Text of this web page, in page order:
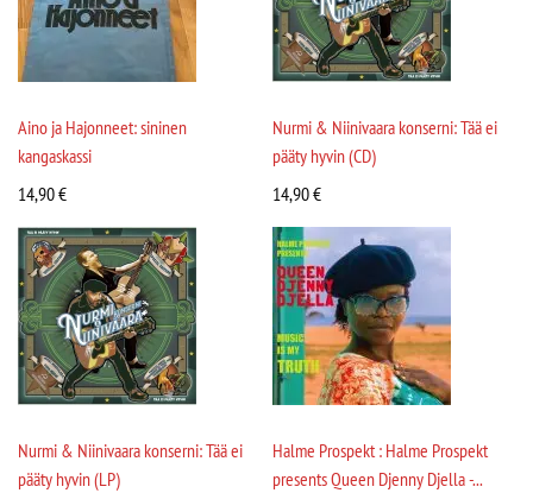
Aino ja Hajonneet: sininen
kangaskassi
14,90€
Nurmi & Niinivaara konserni: Tää ei
pääty hyvin (CD)
14,90€
Nurmi & Niinivaara konserni: Tää ei
pääty hyvin (LP)
Halme Prospekt : Halme Prospekt
presents Queen Djenny Djella -...